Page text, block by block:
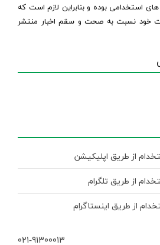
استخدامی بوده و بنابراین لازم است که
خود نسبت به صحت و سقم اخبار منتشر
از طریق اپلیکیشن
از طریق تلگرام
از طریق اینستاگرام
۰۲۱-۹۱۳۰۰۰۱۳